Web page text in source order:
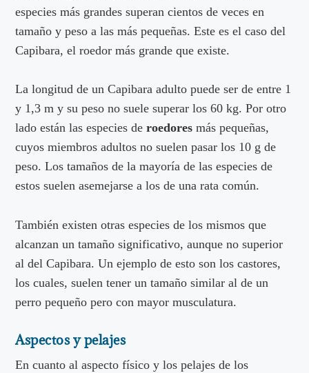
especies más grandes superan cientos de veces en
tamaño y peso a las más pequeñas. Este es el caso del
Capibara, el roedor más grande que existe.
La longitud de un Capibara adulto puede ser de entre 1
y 1,3 m y su peso no suele superar los 60 kg. Por otro
lado están las especies deroedores más pequeñas,
cuyos miembros adultos no suelen pasar los 10 g de
peso. Los tamaños de la mayoría de las especies de
estos suelen asemejarse a los de una rata común.
También existen otras especies de los mismos que
alcanzan un tamaño significativo, aunque no superior
al del Capibara. Un ejemplo de esto son los castores,
los cuales, suelen tener un tamaño similar al de un
perro pequeño pero con mayor musculatura.
Aspectos y pelajes
En cuanto al aspecto físico y los pelajes de los